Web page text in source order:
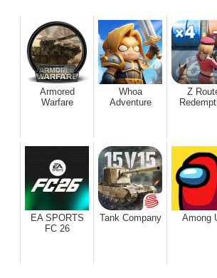
Armored
Warfare
Whoa
Adventure
Z
EA SPORTS
FC 26
Tank Company Among